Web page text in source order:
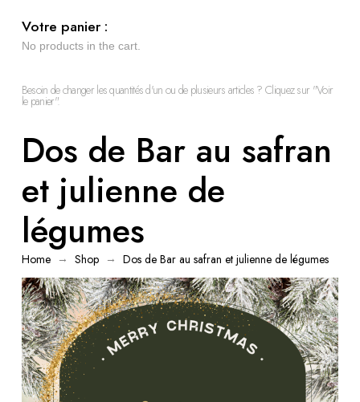
Votre panier :
No products in the cart.
Besoin de changer les quantités d'un ou de plusieurs articles ? Cliquez sur "Voir
le panier".
Dos de Bar au safran
et julienne de
légumes
Home → Shop → Dos de Bar au safran et julienne de légumes